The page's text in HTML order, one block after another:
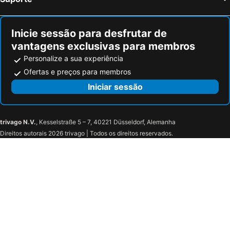
Inicie sessão para desfrutar de
vantagens exclusivas para membros
Personalize a sua experiência
Ofertas e preços para membros
Iniciar sessão
trivago N.V., Kesselstraße 5 – 7, 40221 Düsseldorf, Alemanha
Direitos autorais 2026 trivago | Todos os direitos reservados.